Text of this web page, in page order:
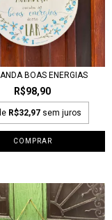
BOAS ENERGIAS
R$98,90
R$32,97 sem juros